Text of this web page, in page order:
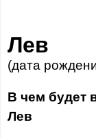
Лев
(дата
В чем будет
Лев